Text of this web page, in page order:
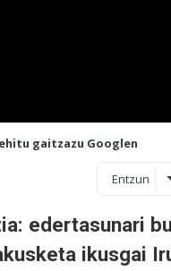
gaitzazu Googlen
Entzun
edertasunari
ikusgai